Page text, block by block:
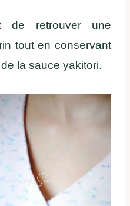
de retrouver une
tout en conservant
la sauce yakitori.